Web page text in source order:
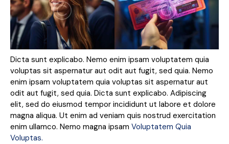
Dicta sunt explicabo. Nemo enim ipsam voluptatem quia
voluptas sit aspernatur aut odit aut fugit, sed quia. Nemo
enim ipsam voluptatem quia voluptas sit aspernatur aut
odit aut fugit, sed quia. Dicta sunt explicabo. Adipiscing
elit, sed do eiusmod tempor incididunt ut labore et dolore
magna aliqua. Ut enim ad veniam quis nostrud exercitation
enim ullamco. Nemo magna ipsam Voluptatem Quia
Voluptas.